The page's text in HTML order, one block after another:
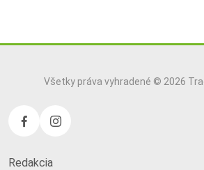
Všetky práva vyhradené © 2026
Redakcia